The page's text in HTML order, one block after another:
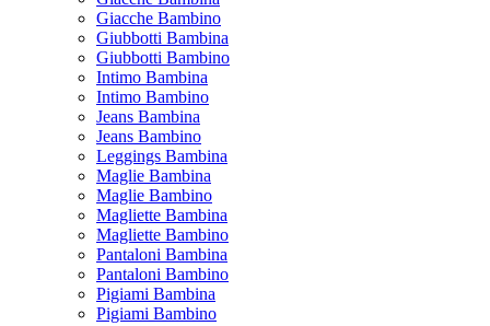
Giacche Bambino
Giubbotti Bambina
Giubbotti Bambino
Intimo Bambina
Intimo Bambino
Jeans Bambina
Jeans Bambino
Leggings Bambina
Maglie Bambina
Maglie Bambino
Magliette Bambina
Magliette Bambino
Pantaloni Bambina
Pantaloni Bambino
Pigiami Bambina
Pigiami Bambino